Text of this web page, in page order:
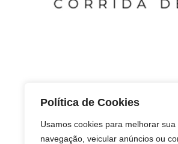
Política de Cookies
Usamos cookies para melhorar
navegação, veicular anúncios ou